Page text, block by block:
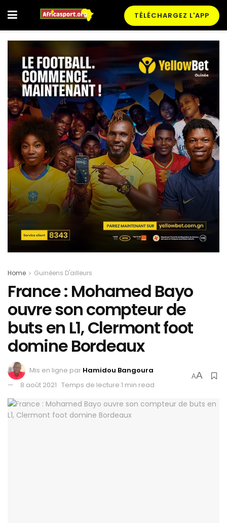
TÉLÉCHARGEZ L'APP
Home Guinéens D'ailleurs
France : Mohamed Bayo
ouvre son compteur de
buts en L1, Clermont foot
domine Bordeaux
Mis en ligne par Hamidou Bangoura
8 août 2021 Temps de lecture:1 min read
AA